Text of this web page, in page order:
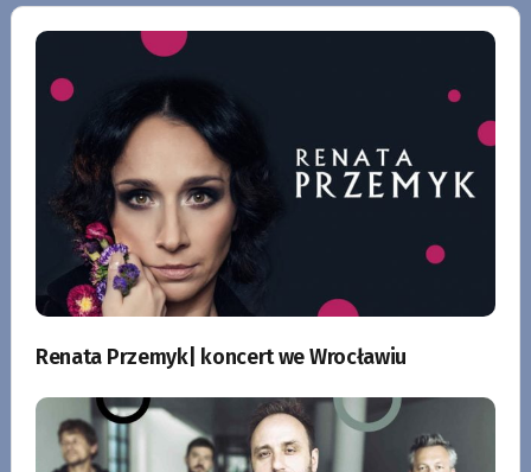
Renata Przemyk| koncert we Wrocławiu